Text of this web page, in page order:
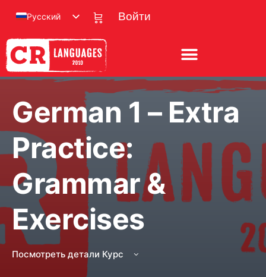
Войти
Русский
German 1 – Extra
Practice:
Grammar &
Exercises
Посмотреть детали Курс